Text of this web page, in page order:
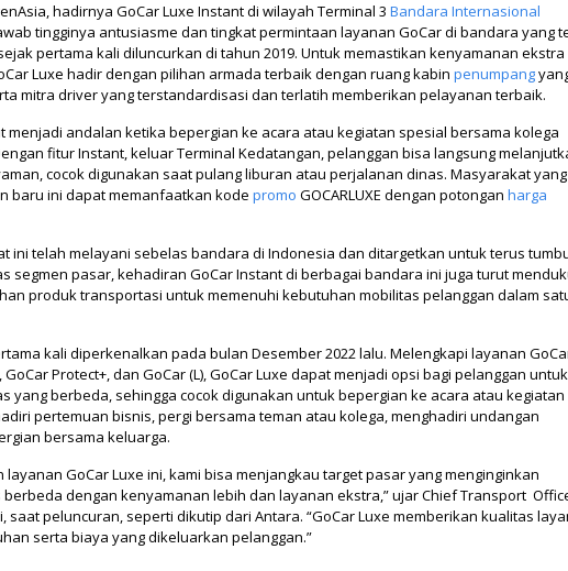
hadirnya GoCar Luxe Instant di wilayah Terminal 3 Bandara Internasional
tingginya antusiasme dan tingkat permintaan layanan GoCar di bandara yang
pertama kali diluncurkan di tahun 2019. Untuk memastikan kenyamanan ekstra
Luxe hadir dengan pilihan armada terbaik dengan ruang kabin penumpang
mitra driver yang terstandardisasi dan terlatih memberikan pelayanan terbaik.
menjadi andalan ketika bepergian ke acara atau kegiatan spesial bersama kolega
fitur Instant, keluar Terminal Kedatangan, pelanggan bisa langsung
cocok digunakan saat pulang liburan atau perjalanan dinas. Masyarakat yang
baru ini dapat memanfaatkan kode promo GOCARLUXE dengan potongan harga
ini telah melayani sebelas bandara di Indonesia dan ditargetkan untuk terus
segmen pasar, kehadiran GoCar Instant di berbagai bandara ini juga turut
produk transportasi untuk memenuhi kebutuhan mobilitas pelanggan dalam
kali diperkenalkan pada bulan Desember 2022 lalu. Melengkapi layanan
Protect+, dan GoCar (L), GoCar Luxe dapat menjadi opsi bagi pelanggan untuk
yang berbeda, sehingga cocok digunakan untuk bepergian ke acara atau kegiatan
pertemuan bisnis, pergi bersama teman atau kolega, menghadiri undangan
bersama keluarga.
layanan GoCar Luxe ini, kami bisa menjangkau target pasar yang menginginkan
dengan kenyamanan lebih dan layanan ekstra,” ujar Chief Transport
saat peluncuran, seperti dikutip dari Antara. “GoCar Luxe memberikan kualitas
serta biaya yang dikeluarkan pelanggan.”